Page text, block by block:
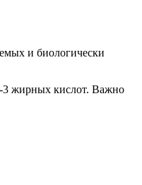
и биологически
3 жирных кислот. Важно